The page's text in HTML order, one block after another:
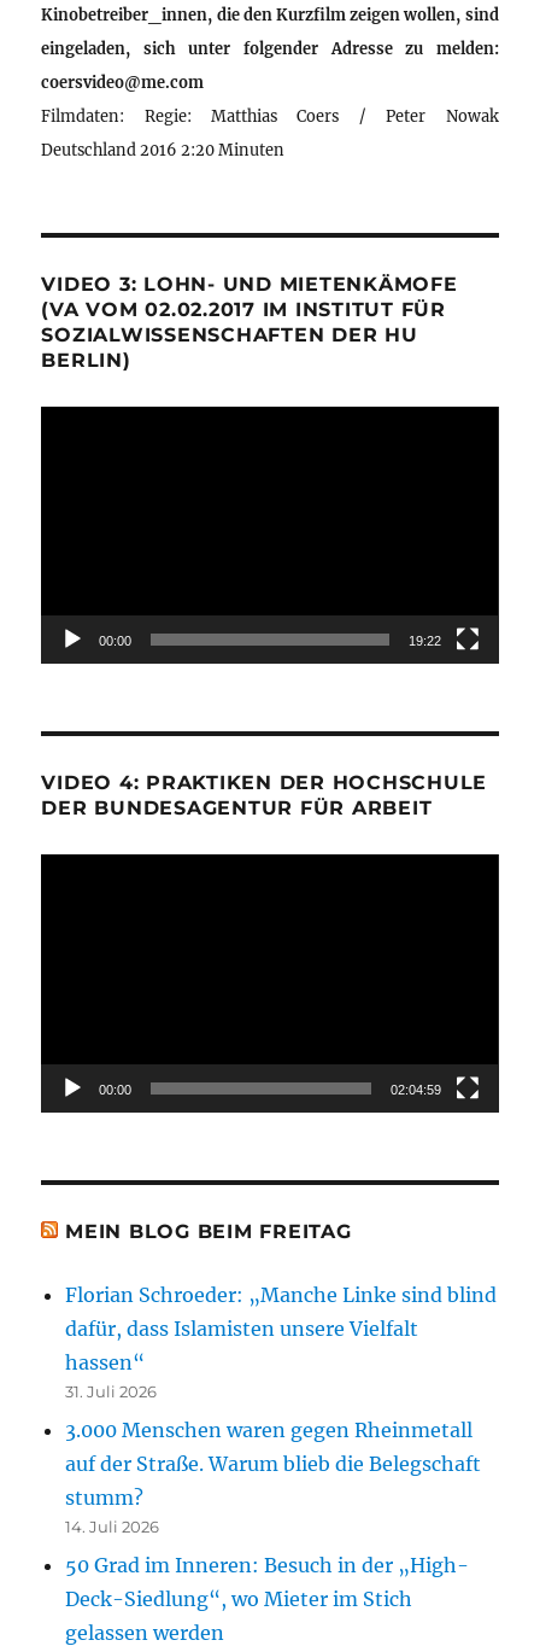
Kinobetreiber_innen, die den Kurzfilm zeigen wollen, sind
eingeladen, sich unter folgender Adresse zu melden:
coersvideo@me.com
Filmdaten: Regie: Matthias Coers / Peter Nowak
Deutschland 2016 2:20 Minuten
VIDEO 3: LOHN- UND MIETENKÄMOFE
(VA VOM 02.02.2017 IM INSTITUT FÜR
SOZIALWISSENSCHAFTEN DER HU
BERLIN)
00:00 19:22
VIDEO 4: PRAKTIKEN DER HOCHSCHULE
DER BUNDESAGENTUR FÜR ARBEIT
00:00 02:04:59
MEIN BLOG BEIM FREITAG
Florian Schroeder: „Manche Linke sind blind
dafür, dass Islamisten unsere Vielfalt
hassen“
31. Juli 2026
3.000 Menschen waren gegen Rheinmetall
auf der Straße. Warum blieb die Belegschaft
stumm?
14. Juli 2026
50 Grad im Inneren: Besuch in der „High-
Deck-Siedlung“, wo Mieter im Stich
gelassen werden